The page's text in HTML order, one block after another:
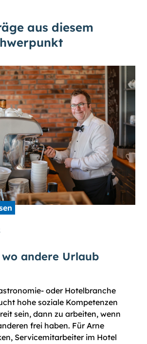
aus diesem
andere Urlaub
oder Hotel­branche
hohe soziale Kompetenzen
sein, dann zu arbeiten, wenn
frei haben. Für Arne
Service­mit­arbeiter im Hotel